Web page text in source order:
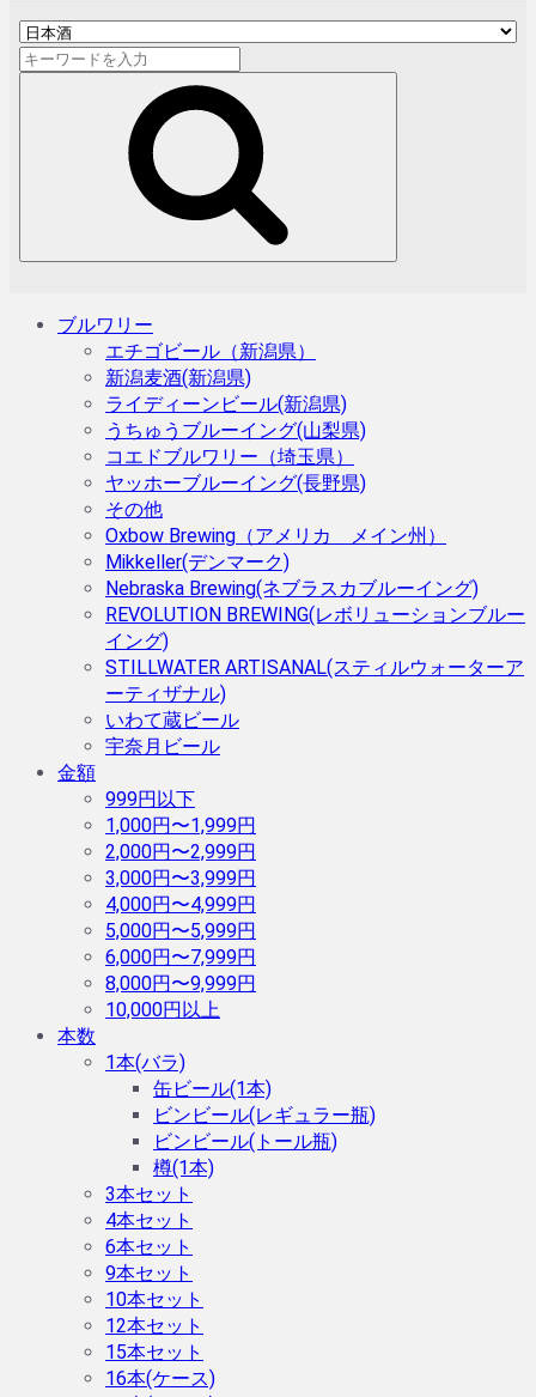
ブルワリー
エチゴビール（新潟県）
新潟麦酒(新潟県)
ライディーンビール(新潟県)
うちゅうブルーイング(山梨県)
コエドブルワリー（埼玉県）
ヤッホーブルーイング(長野県)
その他
Oxbow Brewing（アメリカ メイン州）
Mikkeller(デンマーク)
Nebraska Brewing(ネブラスカブルーイング)
REVOLUTION BREWING(レボリューションブルー
イング)
STILLWATER ARTISANAL(スティルウォーターア
ーティザナル)
いわて蔵ビール
宇奈月ビール
金額
999円以下
1,000円〜1,999円
2,000円〜2,999円
3,000円〜3,999円
4,000円〜4,999円
5,000円〜5,999円
6,000円〜7,999円
8,000円〜9,999円
10,000円以上
本数
1本(バラ)
缶ビール(1本)
ビンビール(レギュラー瓶)
ビンビール(トール瓶)
樽(1本)
3本セット
4本セット
6本セット
9本セット
10本セット
12本セット
15本セット
16本(ケース)